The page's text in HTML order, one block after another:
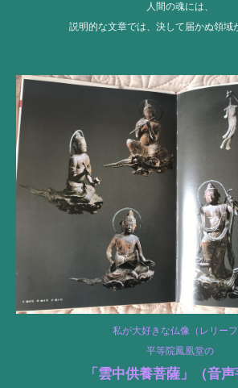
人間の魂には、
説明的な文章では、決して届かぬ領域
私が大好きな仏像（レリーフ
平等院鳳凰堂の
「雲中供養菩薩」（音声